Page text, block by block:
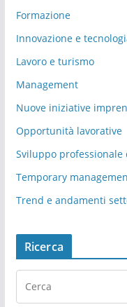
Formazione
Innovazione e
Lavoro e turismo
Management
Nuove iniziative
Opportunità lavorative
Sviluppo professionale
Temporary
Trend e andamenti
Ricerca